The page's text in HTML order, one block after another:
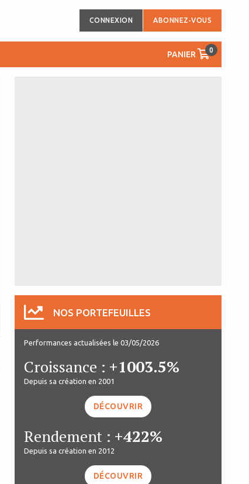
CONNEXION ABONNEZ-VOUS
PANIER 0
NOS PORTEFEUILLES
Performances actualisées le 03/05/2026
Croissance : +1003.5%
Depuis sa création en 2001
DÉCOUVRIR
Rendement : +422%
Depuis sa création en 2012
DÉCOUVRIR